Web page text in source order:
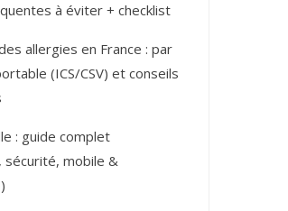
à éviter + checklist
allergies en France : par
(ICS/CSV) et conseils
: guide complet
sécurité, mobile &